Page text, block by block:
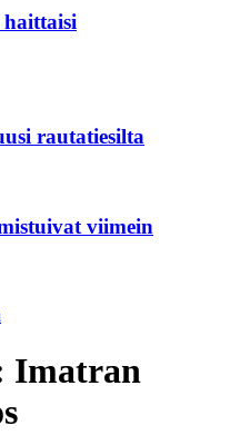
rautatiesilta
viimein
Imatran